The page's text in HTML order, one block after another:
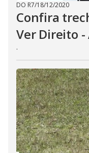
DO R7/18/12/2020
Confira
Ver Direito -
.